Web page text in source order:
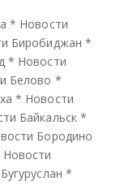
* Новости
Биробиджан *
* Новости
Белово *
* Новости
Байкальск *
Бородино
Новости
*